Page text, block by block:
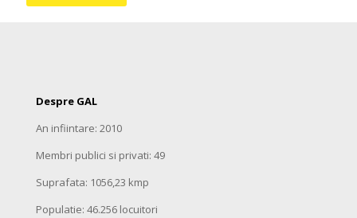
Despre GAL
An infiintare: 2010
Membri publici si privati: 49
Suprafata: 1056,23 kmp
Populatie: 46.256 locuitori